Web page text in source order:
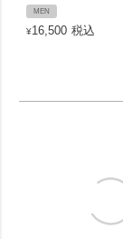
MEN
¥16,500 税込